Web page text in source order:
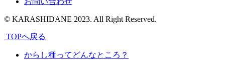
© KARASHIDANE 2023. All Right Reserved.
TOPへ戻る
からし種ってどんなところ？